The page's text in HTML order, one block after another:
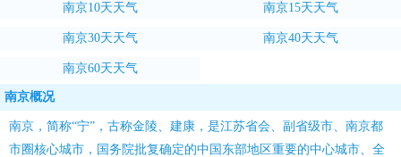
南京10天天气 南京15天天气
南京30天天气 南京40天天气
南京60天天气
南京概况
南京，简称“宁”，古称金陵、建康，是江苏省会、副省级市、南京都
市圈核心城市，国务院批复确定的中国东部地区重要的中心城市、全